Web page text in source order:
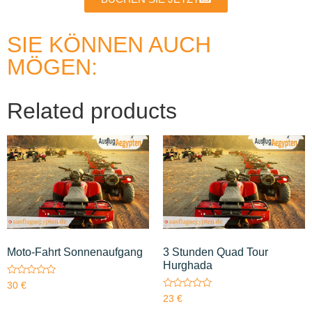
SIE KÖNNEN AUCH
MÖGEN:
Related products
Moto-Fahrt Sonnenaufgang
Rated
0
30 €
3 Stunden Quad Tour
Hurghada
Rated
0
23 €